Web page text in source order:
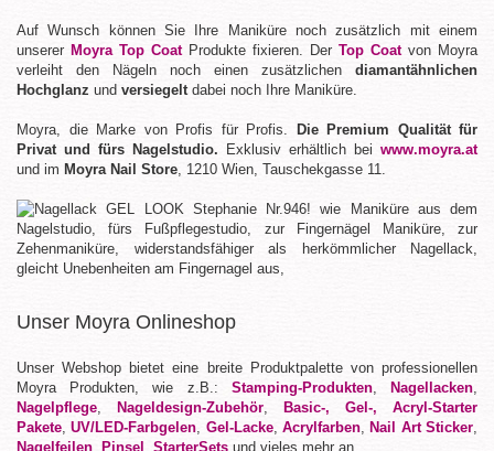
Auf Wunsch können Sie Ihre Maniküre noch zusätzlich mit einem
unserer Moyra Top Coat Produkte fixieren. Der Top Coatvon Moyra
verleiht den Nägeln noch einen zusätzlichen diamantähnlichen
Hochglanz und versiegelt dabei noch Ihre Maniküre.
Moyra, die Marke von Profis für Profis. Die Premium Qualität für
Privat und fürs Nagelstudio. Exklusiv erhältlich bei www.moyra.at
und im Moyra Nail Store , 1210 Wien, Tauschekgasse 11.
Unser Moyra Onlineshop
Unser Webshop bietet eine breite Produktpalette von professionellen
Moyra Produkten, wie z.B.: Stamping-Produkten, Nagellacken
Nagelpflege
Nageldesign-Zubehör
Basic-, Gel-, Acryl-Starter
Pakete ,UV/LED-Farbgelen Gel-Lacke,Acrylfarben ,Nail Art Sticker
Nagelfeilen Pinsel StarterSets und vieles mehr an.